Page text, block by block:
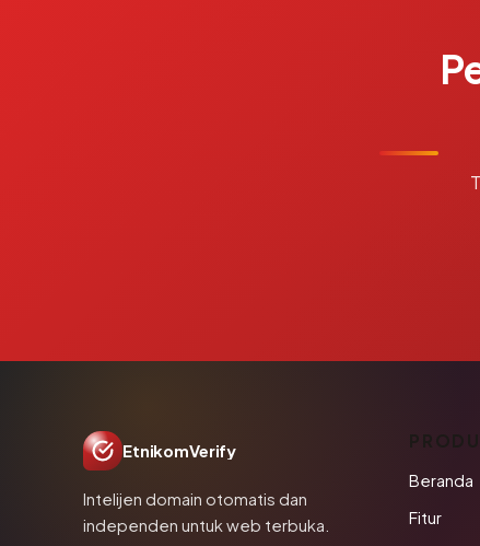
EtnikomVerify
Intelijen domain otomatis dan
independen untuk web terbuka.
Beranda
Fitur